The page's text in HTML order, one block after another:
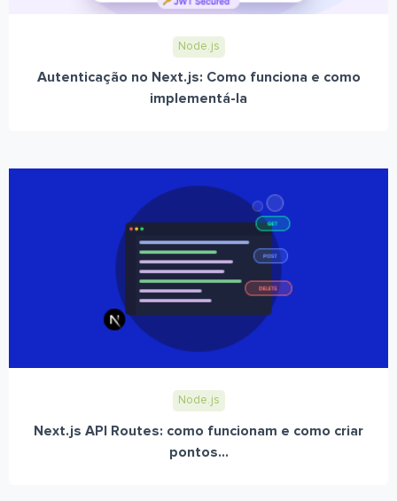
Node.js
Autenticação no Next.js: Como funciona e como
implementá-la
Node.js
Next.js API Routes: como funcionam e como criar
pontos...